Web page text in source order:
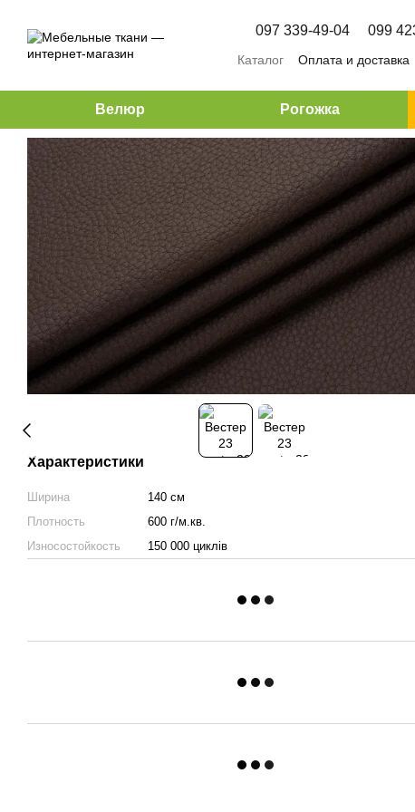
097 339-49-04 099
Каталог Оплата и доставка
Велюр Рогожка
Характеристики
Ширина
140 см
Плотность
600 г/м.кв.
Износостойкость
150 000 циклів